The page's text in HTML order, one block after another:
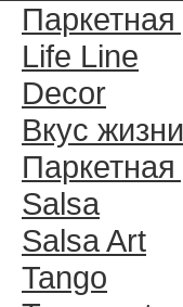
Life Line
Decor
Вкус жизни
Salsa
Salsa Art
Tango